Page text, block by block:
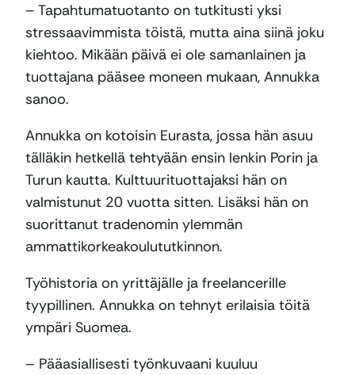
– Tapahtumatuotanto on tutkitusti yksi
stressaavimmista töistä, mutta aina siinä joku
kiehtoo. Mikään päivä ei ole samanlainen ja
tuottajana pääsee moneen mukaan, Annukka
sanoo.
Annukka on kotoisin Eurasta, jossa hän asuu
tälläkin hetkellä tehtyään ensin lenkin Porin ja
Turun kautta. Kulttuurituottajaksi hän on
valmistunut 20 vuotta sitten. Lisäksi hän on
suorittanut tradenomin ylemmän
ammattikorkeakoulututkinnon.
Työhistoria on yrittäjälle ja freelancerille
tyypillinen. Annukka on tehnyt erilaisia töitä
ympäri Suomea.
– Pääasiallisesti työnkuvaani kuuluu